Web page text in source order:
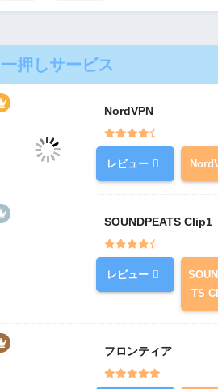
一押しサービス
NordVPN
レビュー
SOUNDPEATS Clip1
レビュー
TS
フロンティア